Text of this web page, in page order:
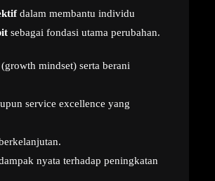
dalam membantu individu
sebagai fondasi utama perubahan.
mindset) serta berani
service excellence yang
nyata terhadap peningkatan